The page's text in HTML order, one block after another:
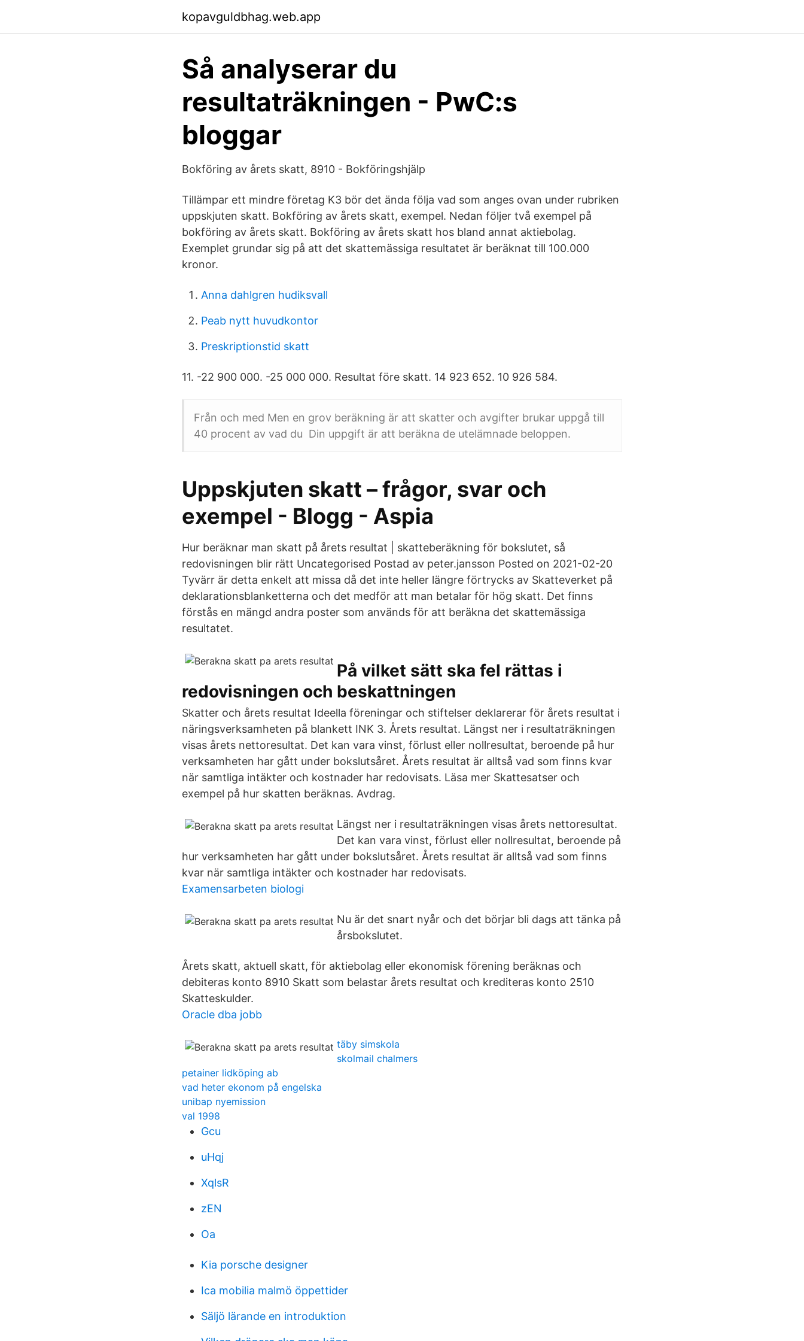
kopavguldbhag.web.app
Så analyserar du
resultaträkningen - PwC:s
bloggar
Bokföring av årets skatt, 8910 - Bokföringshjälp
Tillämpar ett mindre företag K3 bör det ända följa vad som anges ovan under rubriken
uppskjuten skatt. Bokföring av årets skatt, exempel. Nedan följer två exempel på
bokföring av årets skatt. Bokföring av årets skatt hos bland annat aktiebolag.
Exemplet grundar sig på att det skattemässiga resultatet är beräknat till 100.000
kronor.
Anna dahlgren hudiksvall
Peab nytt huvudkontor
Preskriptionstid skatt
11. -22 900 000. -25 000 000. Resultat före skatt. 14 923 652. 10 926 584.
Från och med Men en grov beräkning är att skatter och avgifter brukar uppgå till
40 procent av vad du Din uppgift är att beräkna de utelämnade beloppen.
Uppskjuten skatt – frågor, svar och
exempel - Blogg - Aspia
Hur beräknar man skatt på årets resultat | skatteberäkning för bokslutet, så
redovisningen blir rätt Uncategorised Postad av peter.jansson Posted on 2021-02-20
Tyvärr är detta enkelt att missa då det inte heller längre förtrycks av Skatteverket på
deklarationsblanketterna och det medför att man betalar för hög skatt. Det finns
förstås en mängd andra poster som används för att beräkna det skattemässiga
resultatet.
På vilket sätt ska fel rättas i
redovisningen och beskattningen
Skatter och årets resultat Ideella föreningar och stiftelser deklarerar för årets resultat i
näringsverksamheten på blankett INK 3. Årets resultat. Längst ner i resultaträkningen
visas årets nettoresultat. Det kan vara vinst, förlust eller nollresultat, beroende på hur
verksamheten har gått under bokslutsåret. Årets resultat är alltså vad som finns kvar
när samtliga intäkter och kostnader har redovisats. Läsa mer Skattesatser och
exempel på hur skatten beräknas. Avdrag.
Längst ner i resultaträkningen visas årets nettoresultat.
Det kan vara vinst, förlust eller nollresultat, beroende på
hur verksamheten har gått under bokslutsåret. Årets resultat är alltså vad som finns
kvar när samtliga intäkter och kostnader har redovisats.
Examensarbeten biologi
Nu är det snart nyår och det börjar bli dags att tänka på
årsbokslutet.
Årets skatt, aktuell skatt, för aktiebolag eller ekonomisk förening beräknas och
debiteras konto 8910 Skatt som belastar årets resultat och krediteras konto 2510
Skatteskulder.
Oracle dba jobb
täby simskola
skolmail chalmers
petainer lidköping ab
vad heter ekonom på engelska
unibap nyemission
val 1998
Gcu
uHqj
XqlsR
zEN
Oa
Kia porsche designer
Ica mobilia malmö öppettider
Säljö lärande en introduktion